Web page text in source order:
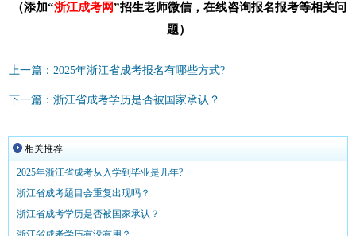
（添加“浙江成考网”招生老师微信，在线咨询报名报考等相关问
题）
上一篇：2025年浙江省成考报名有哪些方式?
下一篇：浙江省成考学历是否被国家承认？
相关推荐
2025年浙江省成考从入学到毕业是几年?
浙江省成考题目会重复出现吗？
浙江省成考学历是否被国家承认？